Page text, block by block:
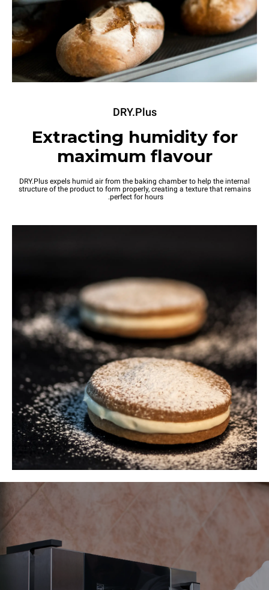
DRY.Plus
Extracting humidity for
maximum flavour
DRY.Plus expels humid air from the baking chamber to help the internal
structure of the product to form properly, creating a texture that remains
perfect for hours.